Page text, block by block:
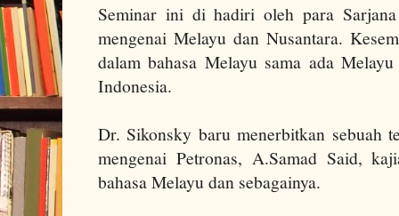
Seminar ini di hadiri oleh para
mengenai Melayu dan Nusantara.
dalam bahasa Melayu sama ada
Indonesia.
Dr. Sikonsky baru menerbitkan sebuah
mengenai Petronas, A.Samad Said,
bahasa Melayu dan sebagainya.